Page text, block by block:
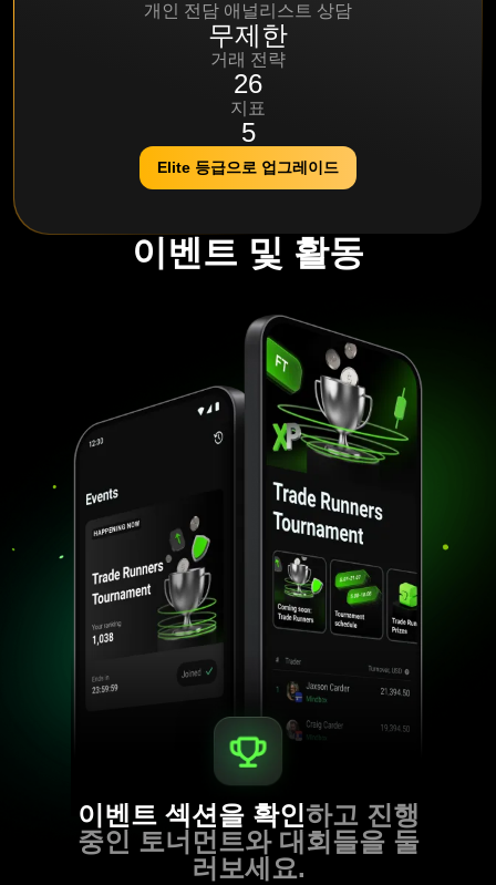
개인 전담 애널리스트 상담
무제한
거래 전략
26
지표
5
Elite 등급으로 업그레이드
이벤트 및 활동
이벤트 섹션을 확인하고 진행
중인 토너먼트와 대회들을 둘
러보세요.